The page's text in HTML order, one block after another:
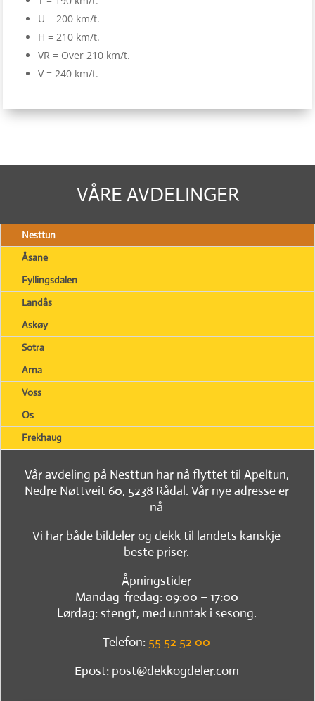
U = 200 km/t.
H = 210 km/t.
VR = Over 210 km/t.
V = 240 km/t.
VÅRE AVDELINGER
Nesttun
Åsane
Fyllingsdalen
Landås
Askøy
Sotra
Arna
Voss
Os
Frekhaug
Vår avdeling på Nesttun har nå flyttet til Apeltun,
Nedre Nøttveit 60, 5238 Rådal. Vår nye adresse er
nå
Vi har både bildeler og dekk til landets kanskje
beste priser.
Åpningstider
Mandag-fredag: 09:00 – 17:00
Lørdag: stengt, med unntak i sesong.
Telefon: 55 52 52 00
Epost: post@dekkogdeler.com